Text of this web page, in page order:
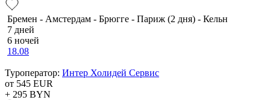
Бремен - Амстердам - Брюгге - Париж (2 дня) - Кельн
7 дней
6 ночей
18.08
Туроператор: Интер Холидей Сервис
от 545 EUR
+ 295 BYN